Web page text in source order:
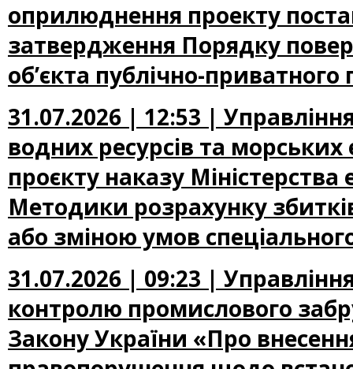
оприлюднення проекту
затвердження Порядку
об’єкта публічно-приватного
31.07.2026 | 12:53 |
водних ресурсів та
проєкту наказу
Методики розрахунку
або зміною умов
31.07.2026 | 09:23 |
контролю промислового
Закону України «Про